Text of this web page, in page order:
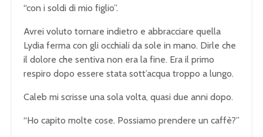
“con i soldi di mio figlio”.
Avrei voluto tornare indietro e abbracciare quella
Lydia ferma con gli occhiali da sole in mano. Dirle che
il dolore che sentiva non era la fine. Era il primo
respiro dopo essere stata sott’acqua troppo a lungo.
Caleb mi scrisse una sola volta, quasi due anni dopo.
“Ho capito molte cose. Possiamo prendere un caffè?”